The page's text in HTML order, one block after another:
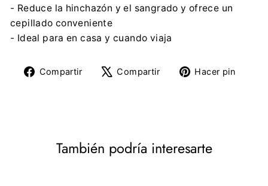
- Reduce la hinchazón y el sangrado y ofrece un
cepillado conveniente
- Ideal para en casa y cuando viaja
Compartir
CompartirCompartir
TuitearHacer pin
También podría interesarte